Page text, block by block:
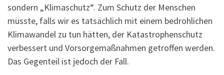
sondern „Klimaschutz“. Zum Schutz der Menschen
müsste, falls wir es tatsächlich mit einem bedrohlichen
Klimawandel zu tun hätten, der Katastrophenschutz
verbessert und Vorsorgemaßnahmen getroffen werden.
Das Gegenteil ist jedoch der Fall.